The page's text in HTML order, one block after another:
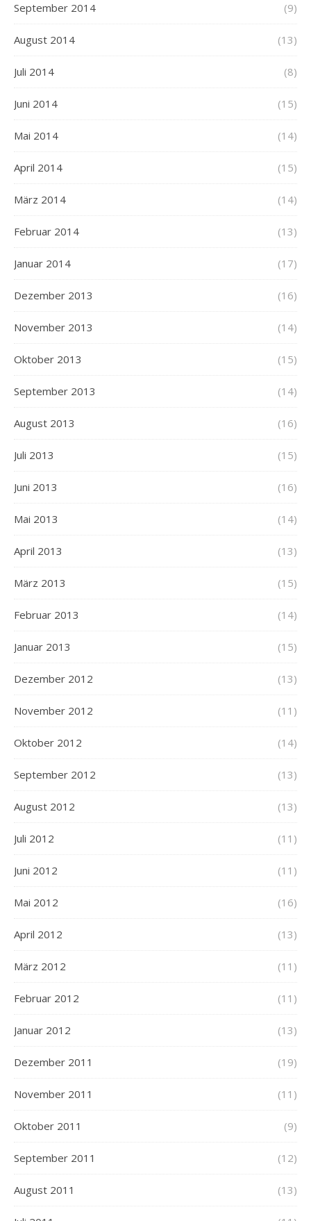
September 2014 (9)
August 2014 (13)
Juli 2014 (8)
Juni 2014 (15)
Mai 2014 (14)
April 2014 (15)
März 2014 (14)
Februar 2014 (13)
Januar 2014 (17)
Dezember 2013 (16)
November 2013 (14)
Oktober 2013 (15)
September 2013 (14)
August 2013 (16)
Juli 2013 (15)
Juni 2013 (16)
Mai 2013 (14)
April 2013 (13)
März 2013 (15)
Februar 2013 (14)
Januar 2013 (15)
Dezember 2012 (13)
November 2012 (11)
Oktober 2012 (14)
September 2012 (13)
August 2012 (13)
Juli 2012 (11)
Juni 2012 (11)
Mai 2012 (16)
April 2012 (13)
März 2012 (11)
Februar 2012 (11)
Januar 2012 (13)
Dezember 2011 (19)
November 2011 (11)
Oktober 2011 (9)
September 2011 (12)
August 2011 (13)